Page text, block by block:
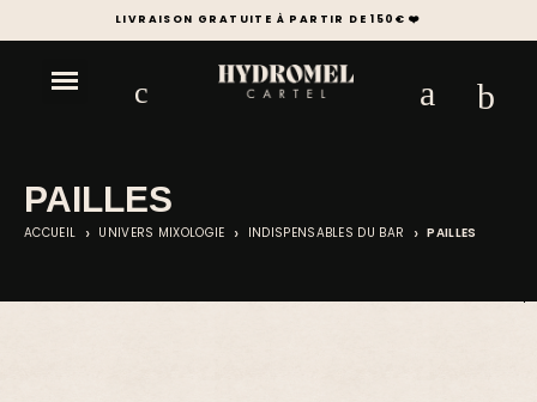
+1000 SPIRITUEUX & ESSENTIELS DE LA MIXOLOGIE
PAILLES
ACCUEIL UNIVERS MIXOLOGIE INDISPENSABLES DU BAR PAILLES